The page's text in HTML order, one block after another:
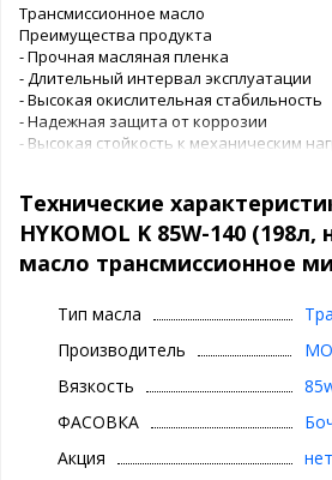
Трансмиссионное масло
Преимущества продукта
- Прочная масляная пленка
- Длительный интервал эксплуатации
- Высокая окислительная стабильность
- Надежная защита от коррозии
- Высокая стойкость к механическим
Трансмиссионное масло MOL Hykomol К
преимущественно используется для
тяжелонагруженных гипоидных
КПП, балансирах и механизмах
составлять от 50 000км до 200 000км.
зависит от типа и технического
оптимального интервала замены
циями производителя автомобиля.
Технические
HYKOMOL K 85W-140 (198л,
масло трансмиссионное
Тип масла
Производитель
Вязкость
ФАСОВКА
Акция
нет